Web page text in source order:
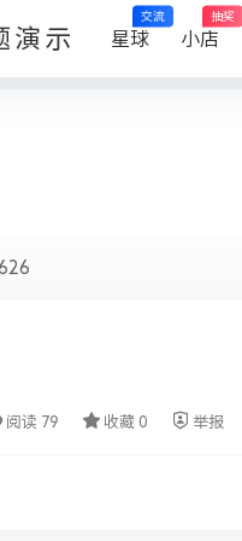
演示 星球
交流
小店
抽奖
阅读 79 收藏 0 举报